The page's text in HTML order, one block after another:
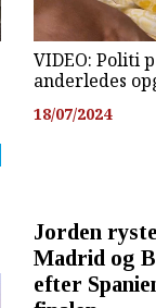
VIDEO: Politi
anderledes
18/07/2024
Jorden
Madrid og
efter